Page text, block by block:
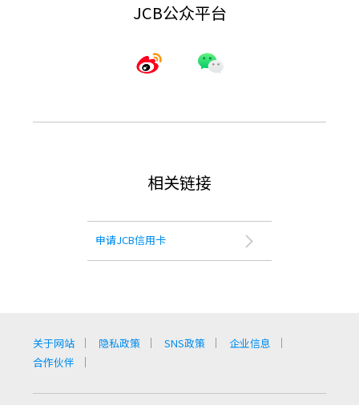
JCB公众平台
相关链接
申请JCB信用卡
关于网站 隐私政策 SNS政策
企业信息
合作伙伴